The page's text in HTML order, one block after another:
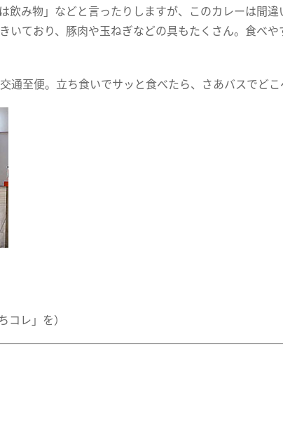
飲み物」などと言ったりしますが、このカレーは間
いており、豚肉や玉ねぎなどの具もたくさん。食べ
通至便。立ち食いでサッと食べたら、さあバスでどこ
レ」を）